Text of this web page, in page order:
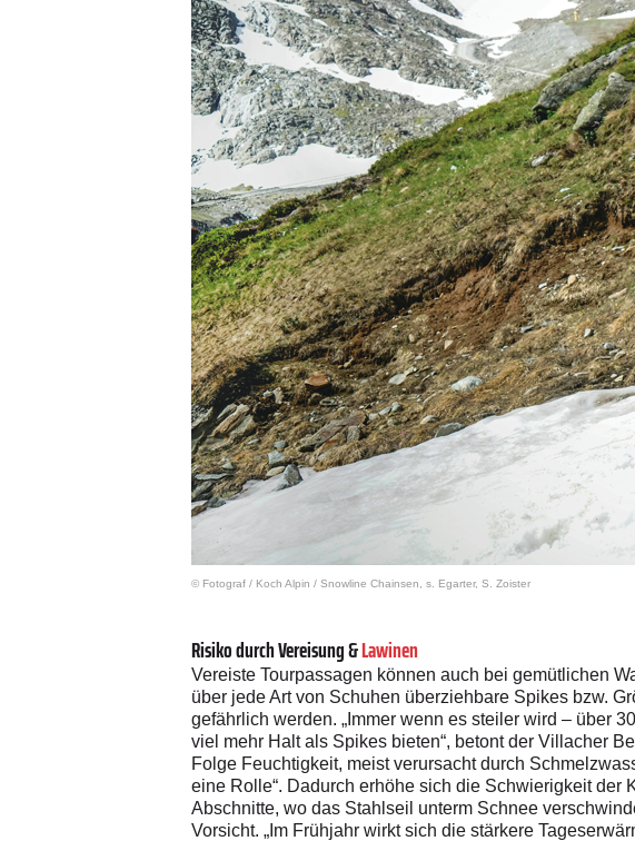
© Fotograf / Koch Alpin / Snowline Chainsen, s. Egarter, S. Zoister
Risiko durch Vereisung &Lawinen
Vereiste Tourpassagen können auch bei gemütlichen
über jede Art von Schuhen überziehbare Spikes bzw.
gefährlich werden. „Immer wenn es steiler wird – über
viel mehr Halt als Spikes bieten“, betont der Villacher
Folge Feuchtigkeit, meist verursacht durch
eine Rolle“. Dadurch erhöhe sich die Schwierigkeit der
Abschnitte, wo das Stahlseil unterm Schnee
Vorsicht. „Im Frühjahr wirkt sich die stärkere